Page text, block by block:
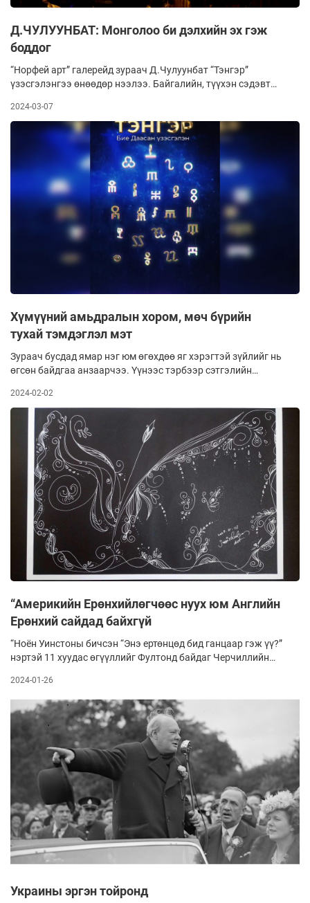
Д.ЧУЛУУНБАТ: Монголоо би дэлхийн эх гэж
боддог
“Норфей арт” галерейд зураач Д.Чулуунбат “Тэнгэр”
үзэсгэлэнгээ өнөөдөр нээлээ. Байгалийн, түүхэн сэдэвт
монголчууддаа зориулан дэлгэж буйгаа тэрбээр хэлсэн
юм. Байгаль эхээ хайрлаж, үүх түүхээ санаж, эв эеийг
хичээж амьдарвал өнөөдрөөс илүү сайхан нийгмийг
хамтдаа бүтээх юм шүү гэсэн санаа, агуулгыг зургуудаараа
илэрхийлэхийг тэрбээр хүсжээ
2024-03-07
Хүмүүний амьдралын хором, мөч бүрийн
тухай тэмдэглэл мэт
Зураач бусдад ямар нэг юм өгөхдөө яг хэрэгтэй зүйлийг нь
өгсөн байдгаа анзаарчээ. Үүнээс тэрбээр сэтгэлийн
Бүтээл туурвил нь байх ёстой газраа, хайрлаж, үнэлэх
хүмүүнд оюун сэтгэлийн цэнгэл эдлүүлэн байгаад туйлаас
баярладаг. Чухамхүү энэ сэтгэл ханамж нь уран
бүтээлчийн хөгжил, цэцэглэлт гэлтэй.
2024-02-02
“Америкийн Ерөнхийлөгчөөс нуух юм Английн
Ерөнхий сайдад байхгүй
“Ноён Уинстоны бичсэн “Энэ ертөнцөд бид ганцаар гэж үү?”
нэртэй 11 хуудас өгүүллийг Фултонд байдаг Черчиллийн
амьдрал байж болох тухай өөрийн бодлыг бичжээ. Дэлхий
маань ижилгүй юм биш, ертөнцийн амьдралд тэрбээр
онцгой үүрэгтэй биш гэсэн санаа уг өгүүллийн гол агуулга
байв” гэж АНУ-ын Балтиморт байх Сансар судлалын
хүрээлэнгийн астро физикч Марио Ливио ярив
2024-01-26
Украины эргэн тойронд